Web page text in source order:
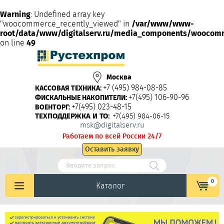
Warning: Undefined array key
"woocommerce_recently_viewed" in /var/www/www-
root/data/www/digitalserv.ru/media_components/
on line 49
Москва
КАССОВАЯ ТЕХНИКА: +7 (495) 984-08-85
ФИСКАЛЬНЫЕ НАКОПИТЕЛИ: +7(495) 106-90-96
ВОЕНТОРГ: +7(495) 023-48-15
ТЕХПОДДЕРЖКА И ТО: +7(495) 984-06-15
msk@digitalserv.ru
Работаем по всей России 24/7
Оставить заявку
Каталог 0